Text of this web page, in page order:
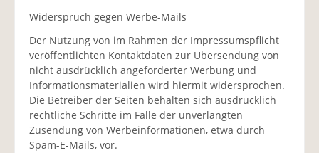
Widerspruch gegen Werbe-Mails
Der Nutzung von im Rahmen der Impressumspflicht
veröffentlichten Kontaktdaten zur Übersendung von
nicht ausdrücklich angeforderter Werbung und
Informationsmaterialien wird hiermit widersprochen.
Die Betreiber der Seiten behalten sich ausdrücklich
rechtliche Schritte im Falle der unverlangten
Zusendung von Werbeinformationen, etwa durch
Spam-E-Mails, vor.